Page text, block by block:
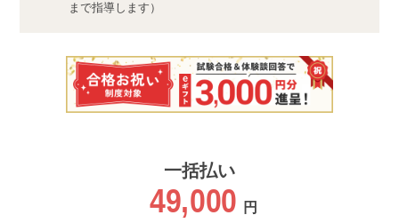
まで指導します）
一括払い
49,000 円